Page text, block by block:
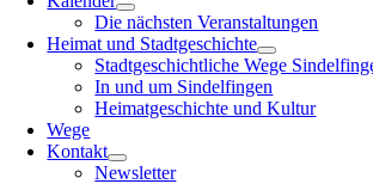
Die nächsten Veranstaltungen
Heimat und Stadtgeschichte
Stadtgeschichtliche Wege
In und um Sindelfingen
Heimatgeschichte und Kultur
Wege
Kontakt
Newsletter